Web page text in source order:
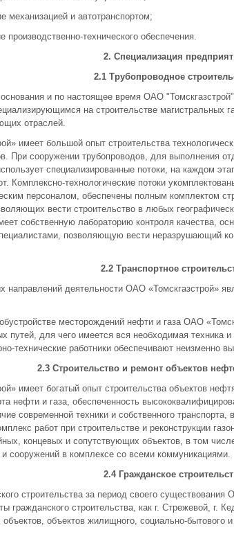
механизацией и автотранспортом;
технического обеспечения.
2. Специализация
2.1 Трубопроводное
и по настоящее время ОАО
на строительстве магистральных
отраслей.
имеет большой опыт строительства
При сооружении трубопроводов, для выполнения
специализированные потоки, на каждом
Комплексно-технологические потоки
персоналом, обеспечены полным комплектом
вести строительство в любых
собственную лабораторию контроля качества,
позволяющую вести неразрушающий
2.2 Транспортное
направлений деятельности ОАО «Томскгазстрой»
месторождений нефти и газа ОАО
путей, для чего имеется вся необходимая техника
технические работники обеспечивают неизменно
2.3 Строительство и ремонт объектов
имеет богатый опыт строительства объектов
нефти и газа, обеспеченность
современной техники и собственного
работ при строительстве и реконструкции
концевых и сопутствующих объектов, в том
сооружений в комплексе со всеми коммуникациями.
2.4 Гражданское
строительства за период своего существования
гражданского строительства, как г. Стрежевой, г.
объектов жилищного, социально-бытового